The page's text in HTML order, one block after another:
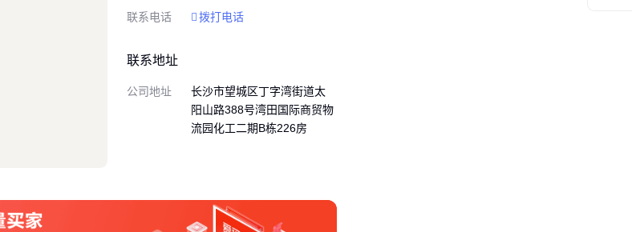
联系电话
拨打电话
联系地址
公司地址
长沙市望城区丁字湾街道太
阳山路388号湾田国际商贸物
流园化工二期B栋226房